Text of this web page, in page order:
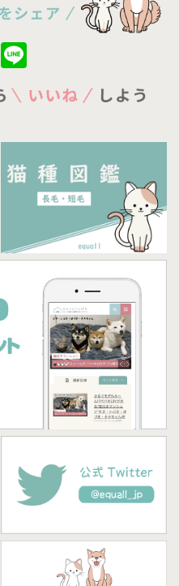
Twitter